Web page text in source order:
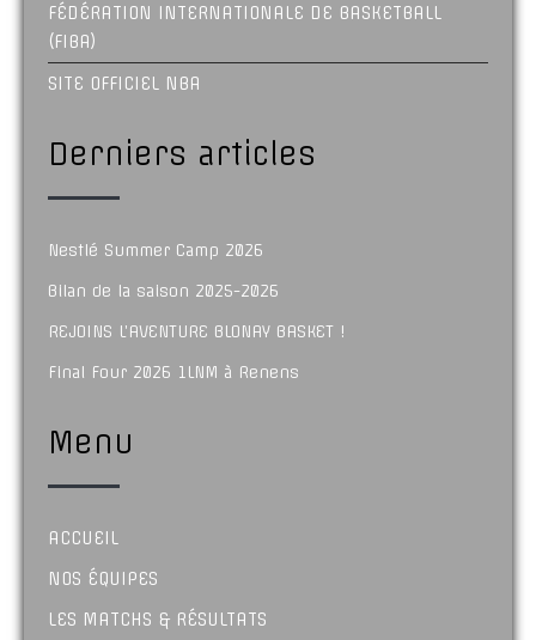
FÉDÉRATION INTERNATIONALE DE BASKETBALL
(FIBA)
SITE OFFICIEL NBA
Derniers articles
Nestlé Summer Camp 2026
Bilan de la saison 2025-2026
REJOINS L’AVENTURE BLONAY BASKET !
Final Four 2026 1LNM à Renens
Menu
ACCUEIL
NOS ÉQUIPES
LES MATCHS & RÉSULTATS